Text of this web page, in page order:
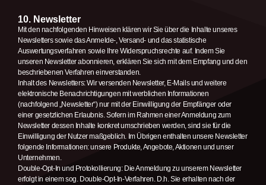
10. Newsletter
Mit den nachfolgenden Hinweisen klären wir Sie über die Inhalte unseres
Newsletters sowie das Anmelde-, Versand- und das statistische
Auswertungsverfahren sowie Ihre Widerspruchsrechte auf. Indem Sie
unseren Newsletter abonnieren, erklären Sie sich mit dem Empfang und den
beschriebenen Verfahren einverstanden.
Inhalt des Newsletters: Wir versenden Newsletter, E-Mails und weitere
elektronische Benachrichtigungen mit werblichen Informationen
(nachfolgend „Newsletter“) nur mit der Einwilligung der Empfänger oder
einer gesetzlichen Erlaubnis. Sofern im Rahmen einer Anmeldung zum
Newsletter dessen Inhalte konkret umschrieben werden, sind sie für die
Einwilligung der Nutzer maßgeblich. Im Übrigen enthalten unsere Newsletter
folgende Informationen: unsere Produkte, Angebote, Aktionen und unser
Unternehmen.
Double-Opt-In und Protokollierung: Die Anmeldung zu unserem Newsletter
erfolgt in einem sog. Double-Opt-In-Verfahren. D.h. Sie erhalten nach der